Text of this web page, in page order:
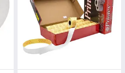
Лимонний
Помаранч